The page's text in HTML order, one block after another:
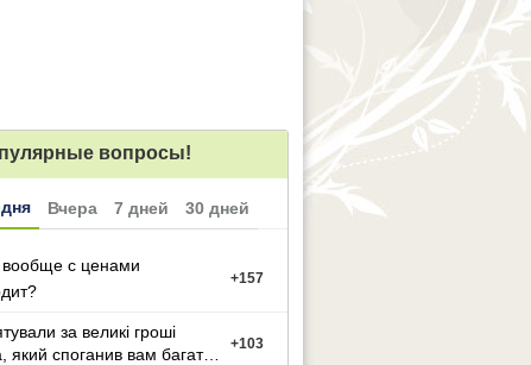
вопросы!
Вчера 7 дней 30 дней
вообще с ценами
+157
за великі гроші
який споганив вам багато
+103